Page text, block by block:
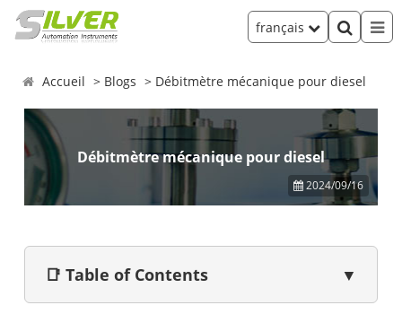
français
Accueil Blogs Débitmètre mécanique pour diesel
Débitmètre mécanique pour diesel
2024/09/16
📑 Table of Contents ▼